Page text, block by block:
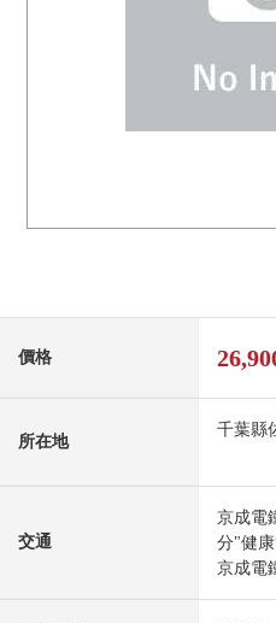
價格
所在地
千葉縣
交通
京成電
分"健
京成電